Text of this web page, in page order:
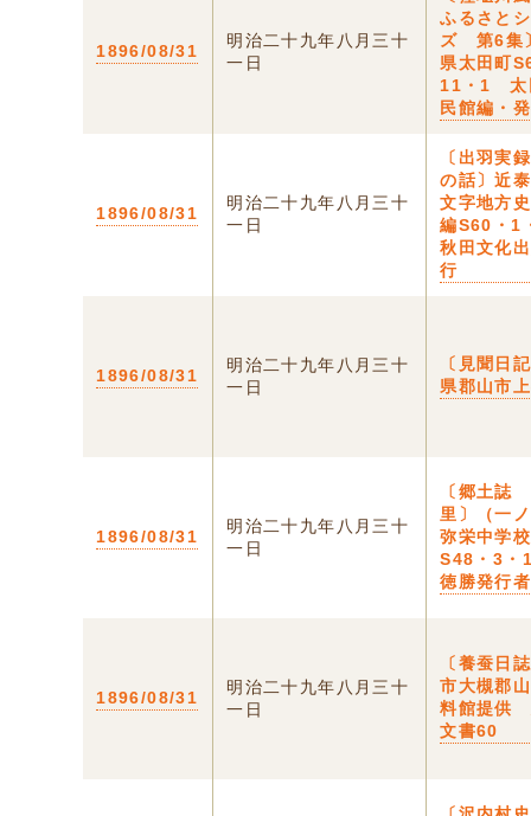
1896/08/31
明治二十九年八月三十
一日
ふるさと
ズ 第6集
県太田町
11・1 太
民館編・
1896/08/31
明治二十九年八月三十
一日
〔出羽実
の話〕近
文字地方
編S60・
秋田文化
行
1896/08/31
明治二十九年八月三十
一日
〔見聞日
県郡山市
1896/08/31
明治二十九年八月三十
一日
〔郷土誌
里〕（一
弥栄中学
S48・3
徳勝発行者
1896/08/31
明治二十九年八月三十
一日
〔養蚕日
市大槻郡
料館提供
文書60